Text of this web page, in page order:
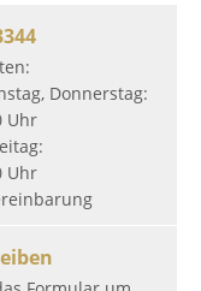
Donnerstag:
Uhr
Uhr